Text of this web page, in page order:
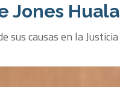
Jones Huala
sus causas en la